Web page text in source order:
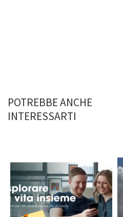
POTREBBE ANCHE
INTERESSARTI